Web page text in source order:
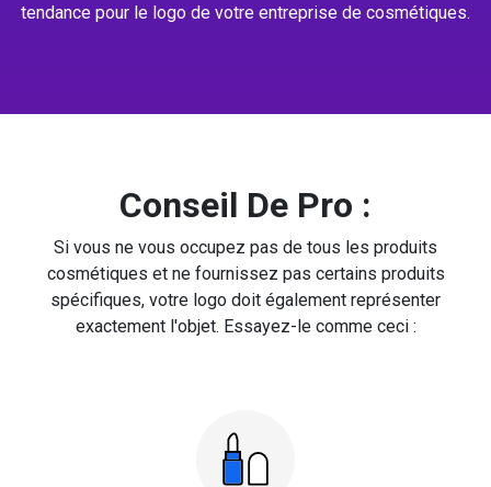
tendance pour le logo de votre entreprise de cosmétiques.
Conseil De Pro :
Si vous ne vous occupez pas de tous les produits
cosmétiques et ne fournissez pas certains produits
spécifiques, votre logo doit également représenter
exactement l'objet. Essayez-le comme ceci :